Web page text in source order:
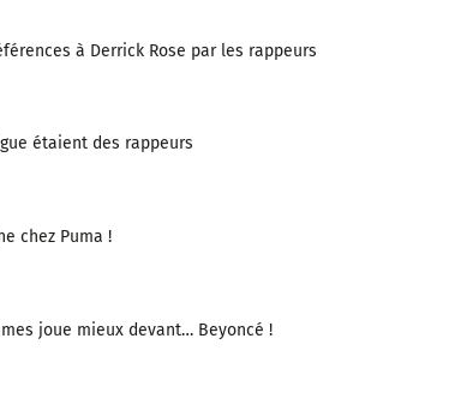
à Derrick Rose par les rappeurs
étaient des rappeurs
chez Puma !
joue mieux devant… Beyoncé !